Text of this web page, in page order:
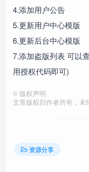
4.添加用户公告
5.更新用户中心模版
6.更新后台中心模版
7.添加盗版列表 可以
用授权代码即可)
© 版权声明
文章版权归作者所有，未
资源分享